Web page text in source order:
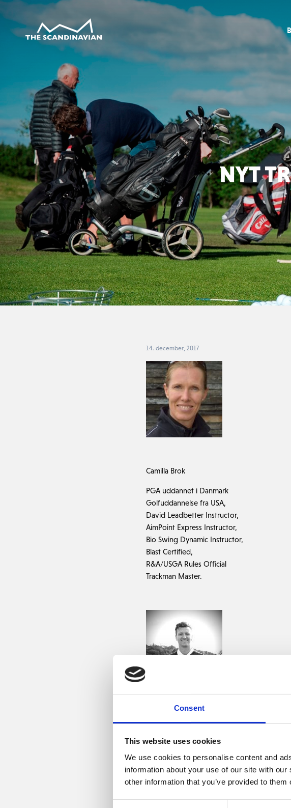
Consent
This website uses cookies
We use cookies to personalise content and
information about your use of our site with
other information that you’ve provided to
NYT
14. december, 2017
Camilla Brok
PGA uddannet i Danmark
Golfuddannelse fra USA,
David Leadbetter Instructor,
AimPoint Express Instructor,
Bio Swing Dynamic Instructor,
Blast Certified,
R&A/USGA Rules Official
Trackman Master.
Fødselsår: 1978
Titel: Master Instructor + Stifter og ejer af
Spillet fem år på det danske landshold